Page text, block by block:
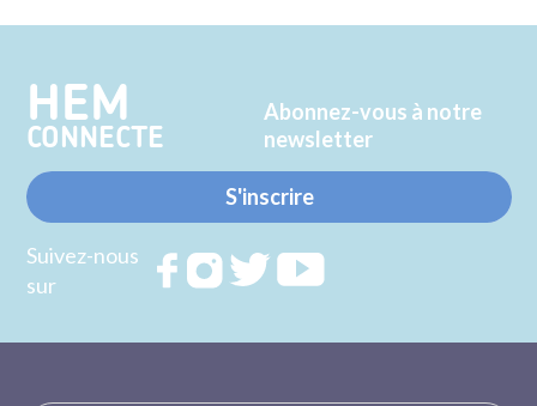
Twitter
Facebook
HEM
CONNECTE
Abonnez-vous à notre
newsletter
S'inscrire
Suivez-nous
sur
RejoignezRejoignezRejoignez